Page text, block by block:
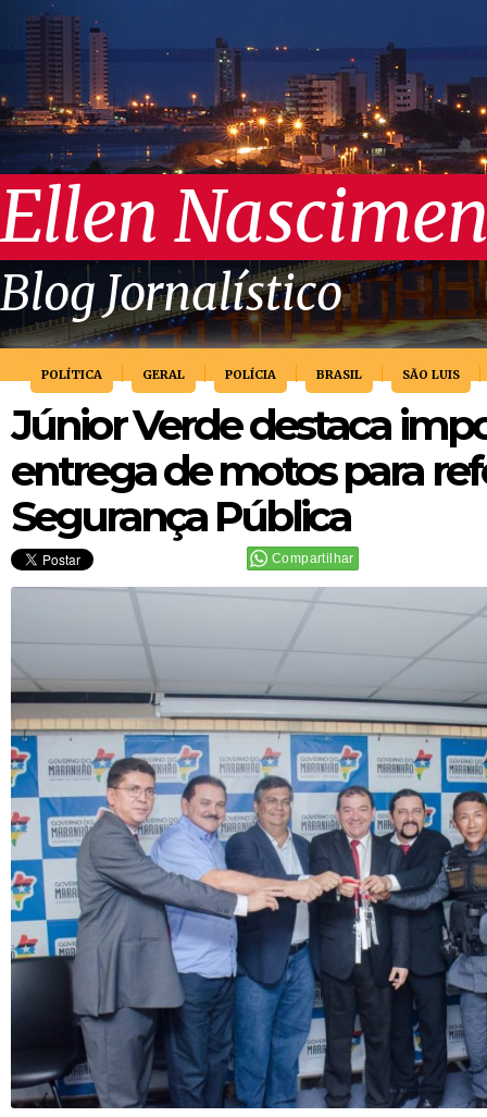
Ellen
Blog Jornalístico
POLÍTICA GERAL POLÍCIA BRASIL SÃO LUIS
Júnior Verde destaca
entrega de motos para
Segurança Pública
Compartilhar